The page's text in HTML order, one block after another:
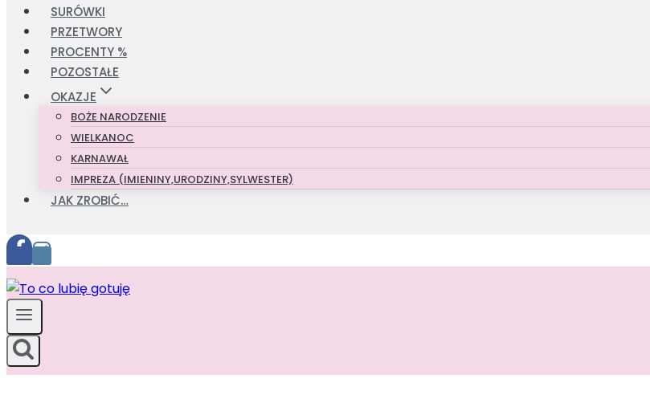
SURÓWKI
PRZETWORY
PROCENTY %
POZOSTAŁE
OKAZJE
BOŻE NARODZENIE
WIELKANOC
KARNAWAŁ
IMPREZA (IMIENINY,URODZINY,SYLWESTER)
JAK ZROBIĆ…